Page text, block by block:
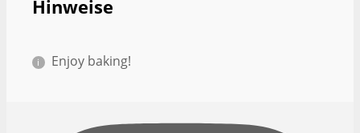
Hinweise
Enjoy baking!